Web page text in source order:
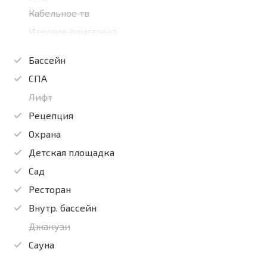
Кабельное тв
Игровая приставка
Бассейн
СПА
Лифт
Рецепция
Охрана
Детская площадка
Сад
Ресторан
Внутр. бассейн
Джакузи
Сауна